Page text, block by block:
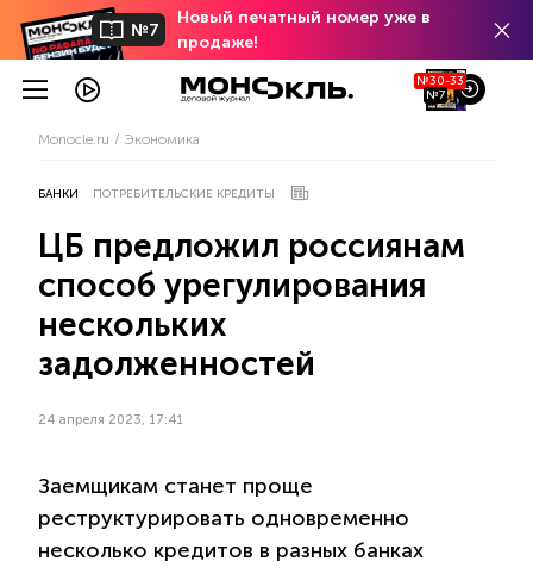
№7
Новый печатный номер уже в
продаже!
№30-33
№7
Monocle.ru Экономика
БАНКИ ПОТРЕБИТЕЛЬСКИЕ КРЕДИТЫ
ЦБ предложил россиянам
способ урегулирования
нескольких
задолженностей
24 апреля 2023, 17:41
Заемщикам станет проще
реструктурировать одновременно
несколько кредитов в разных банках